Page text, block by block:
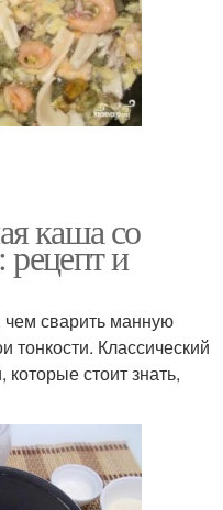
каша со
и
чем сварить манную
тонкости. Классический
стоит знать,